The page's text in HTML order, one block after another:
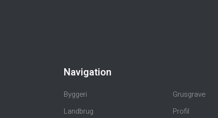
Navigation
Byggeri
Landbrug
Grusgrave
Profil